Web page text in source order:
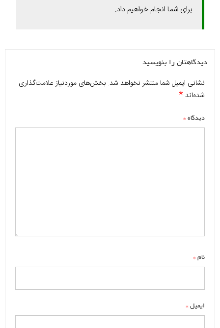
برای شما انجام خواهیم داد.
دیدگاهتان را بنویسید
نشانی ایمیل شما منتشر نخواهد شد. بخش‌های موردنیاز علامت‌گذاری
شده‌اند*
دیدگاه *
نام *
ایمیل *